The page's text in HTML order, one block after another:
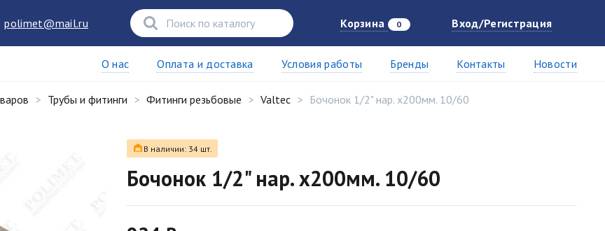
polimet@mail.ru Корзина 0 Вход/Регистрация
О нас Оплата и доставка Условия работы Бренды Контакты Новости
Трубы и фитинги Фитинги резьбовые Valtec Бочонок 1/2" нар. х200мм. 10/60
В наличии: 34 шт.
Бочонок 1/2" нар. х200мм. 10/60